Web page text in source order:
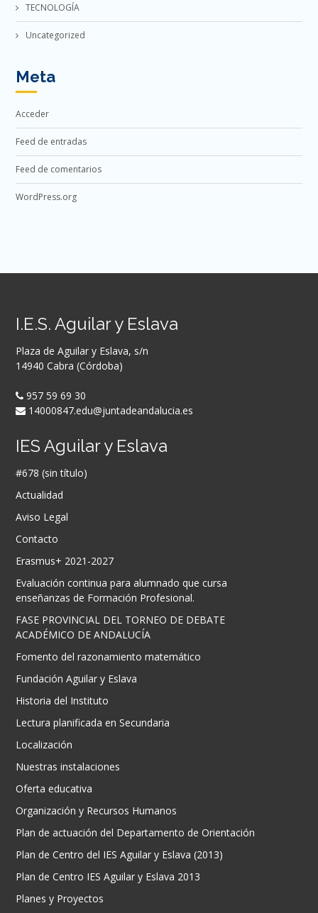
TECNOLOGÍA
Uncategorized
Meta
Acceder
Feed de entradas
Feed de comentarios
WordPress.org
I.E.S. Aguilar y Eslava
Plaza de Aguilar y Eslava, s/n
14940 Cabra (Córdoba)
957 59 69 30
14000847.edu@juntadeandalucia.es
IES Aguilar y Eslava
#678 (sin título)
Actualidad
Aviso Legal
Contacto
Erasmus+ 2021-2027
Evaluación continua para alumnado que cursa
enseñanzas de Formación Profesional.
FASE PROVINCIAL DEL TORNEO DE DEBATE
ACADÉMICO DE ANDALUCÍA
Fomento del razonamiento matemático
Fundación Aguilar y Eslava
Historia del Instituto
Lectura planificada en Secundaria
Localización
Nuestras instalaciones
Oferta educativa
Organización y Recursos Humanos
Plan de actuación del Departamento de Orientación
Plan de Centro del IES Aguilar y Eslava (2013)
Plan de Centro IES Aguilar y Eslava 2013
Planes y Proyectos